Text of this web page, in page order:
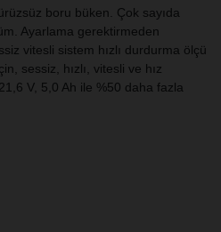
boru büken. Çok sayıda
Ayarlama gerektirmeden
vitesli sistem hızlı durdurma ölçü
sessiz, hızlı, vitesli ve hız
V, 5,0 Ah ile %50 daha fazla